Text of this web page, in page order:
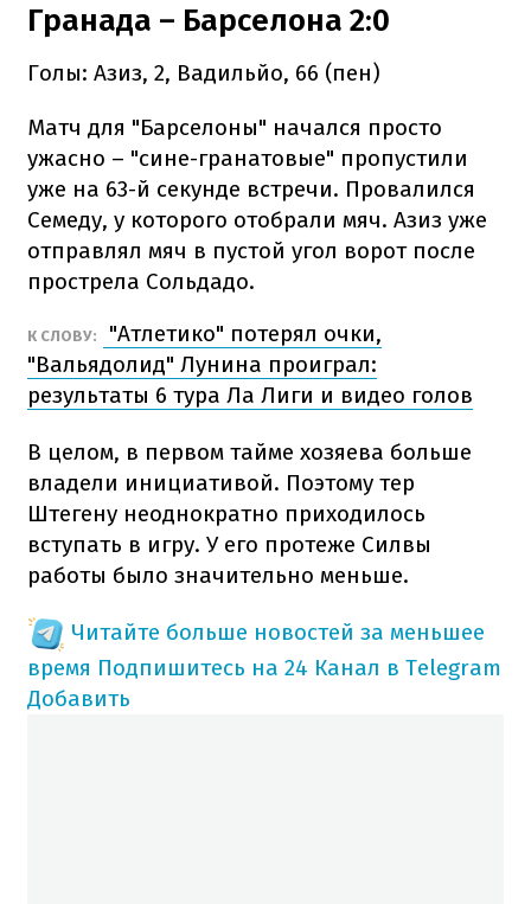
Гранада – Барселона 2:0
Голы: Азиз, 2, Вадильйо, 66 (пен)
Матч для "Барселоны" начался просто
ужасно – "сине-гранатовые" пропустили
уже на 63-й секунде встречи. Провалился
Семеду, у которого отобрали мяч. Азиз уже
отправлял мяч в пустой угол ворот после
прострела Сольдадо.
К СЛОВУ:
"Атлетико" потерял очки,
"Вальядолид" Лунина проиграл:
результаты 6 тура Ла Лиги и видео голов
В целом, в первом тайме хозяева больше
владели инициативой. Поэтому тер
Штегену неоднократно приходилось
вступать в игру. У его протеже Силвы
работы было значительно меньше.
Читайте больше новостей за меньшее
время Подпишитесь на 24 Канал в Telegram
Добавить